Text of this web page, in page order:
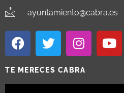
ayuntamiento@cabra.es
TE MERECES CABRA